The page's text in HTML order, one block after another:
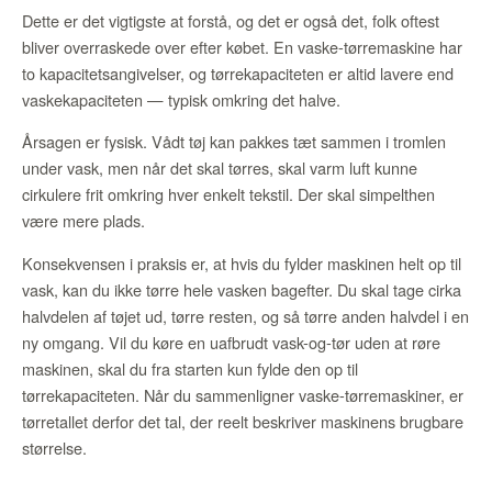
Dette er det vigtigste at forstå, og det er også det, folk oftest
bliver overraskede over efter købet. En vaske-tørremaskine har
to kapacitetsangivelser, og tørrekapaciteten er altid lavere end
vaskekapaciteten — typisk omkring det halve.
Årsagen er fysisk. Vådt tøj kan pakkes tæt sammen i tromlen
under vask, men når det skal tørres, skal varm luft kunne
cirkulere frit omkring hver enkelt tekstil. Der skal simpelthen
være mere plads.
Konsekvensen i praksis er, at hvis du fylder maskinen helt op til
vask, kan du ikke tørre hele vasken bagefter. Du skal tage cirka
halvdelen af tøjet ud, tørre resten, og så tørre anden halvdel i en
ny omgang. Vil du køre en uafbrudt vask-og-tør uden at røre
maskinen, skal du fra starten kun fylde den op til
tørrekapaciteten. Når du sammenligner vaske-tørremaskiner, er
tørretallet derfor det tal, der reelt beskriver maskinens brugbare
størrelse.